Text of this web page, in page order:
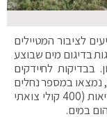
לציבור המטיילים
בדיגום מים שבוצע
בבדיקות לחיידקים
בדיגומים מהתאריכים 15 ו-16 בנובמבר 2021, נמצאו במספר נחלים
בצפון תוצאות החורגות מהמלצות משרד הבריאות (400 קולי צואתי